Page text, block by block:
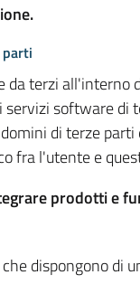
terzi
software
di terze
fra l'utente e
prodotti e
dispongono di